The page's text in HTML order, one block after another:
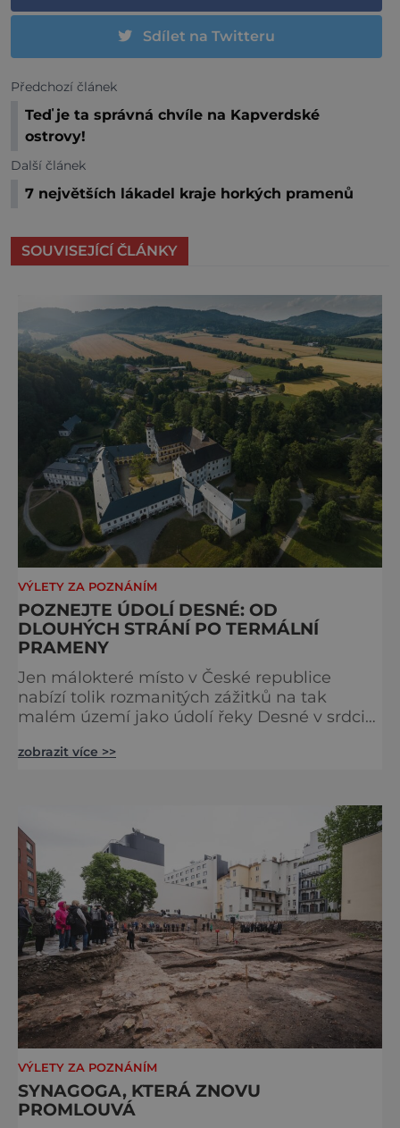
Sdílet na Twitteru
Předchozí článek
Teď je ta správná chvíle na Kapverdské
ostrovy!
Další článek
7 největších lákadel kraje horkých pramenů
SOUVISEJÍCÍ ČLÁNKY
VÝLETY ZA POZNÁNÍM
POZNEJTE ÚDOLÍ DESNÉ: OD
DLOUHÝCH STRÁNÍ PO TERMÁLNÍ
PRAMENY
Jen málokteré místo v České republice
nabízí tolik rozmanitých zážitků na tak
malém území jako údolí řeky Desné v srdci
nahlédnout do útrob jedné z
na koloběžce a den zakončit poznáváním
památek ve Velkých Losinách nebo v
termálním parku. [caption
id="attachment_92379" align="
zobrazit více >>
VÝLETY ZA POZNÁNÍM
SYNAGOGA, KTERÁ ZNOVU
PROMLOUVÁ